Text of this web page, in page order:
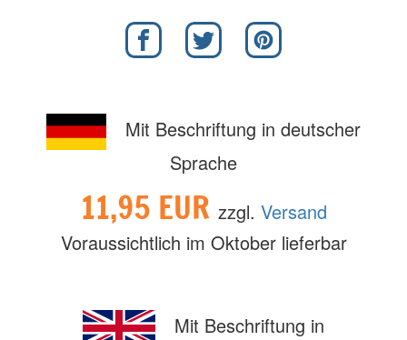
Mit Beschriftung in deutscher
Sprache
11,95 EUR zzgl. Versand
Voraussichtlich im Oktober lieferbar
Mit Beschriftung in